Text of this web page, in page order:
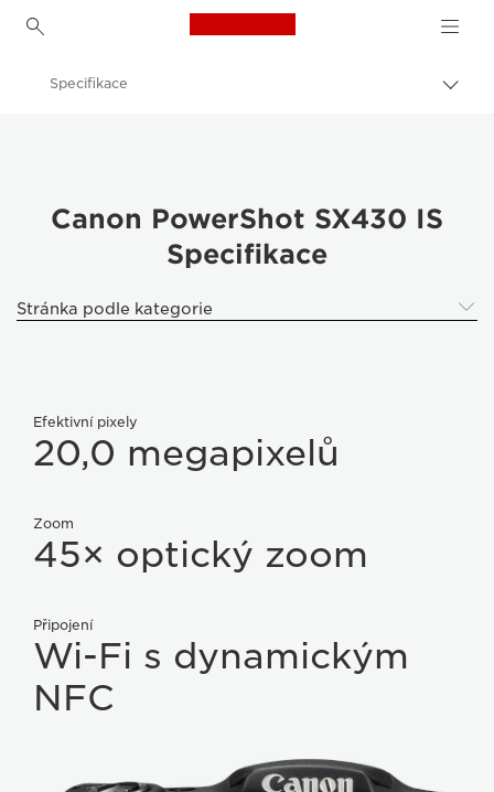
Canon Logo, back to
PowerShot SX430 IS
Specifikace
Canon PowerShot SX430 IS
Specifikace
Stránka podle kategorie
Efektivní pixely
20,0 megapixelů
Zoom
45× optický zoom
Připojení
Wi-Fi s dynamickým
NFC